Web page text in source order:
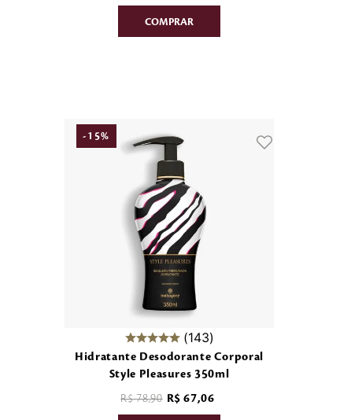
- 15%
143
Hidratante Desodorante Corporal
Style Pleasures 350ml
R$ 78,90 R$ 67,06